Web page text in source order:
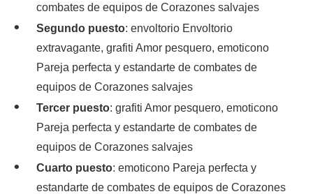
combates de equipos de Corazones salvajes
Segundo puesto: envoltorio Envoltorio
extravagante, grafiti Amor pesquero, emoticono
Pareja perfecta y estandarte de combates de
equipos de Corazones salvajes
Tercer puesto: grafiti Amor pesquero, emoticono
Pareja perfecta y estandarte de combates de
equipos de Corazones salvajes
Cuarto puesto: emoticono Pareja perfecta y
estandarte de combates de equipos de Corazones